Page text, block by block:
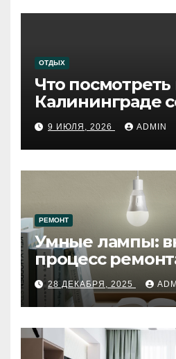
ОТДЫХ
Что посмотреть
Калининграде
путеводитель
западному
9 ИЮЛЯ, 2026 ADMIN
РЕМОНТ
Умные лампы:
процесс
28 ДЕКАБРЯ, 2025